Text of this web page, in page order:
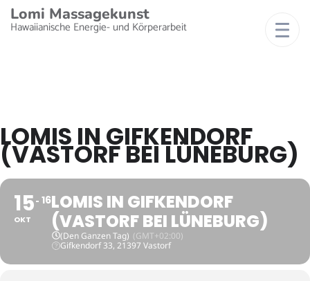
Lomi Massagekunst
Hawaiianische Energie- und Körperarbeit
LOMIS IN GIFKENDORF
(VASTORF BEI LÜNEBURG)
15
OKT
16LOMIS IN GIFKENDORF
(VASTORF BEI LÜNEBURG)
(Den Ganzen Tag) (GMT+02:00)
Gifkendorf 33, 21397 Vastorf